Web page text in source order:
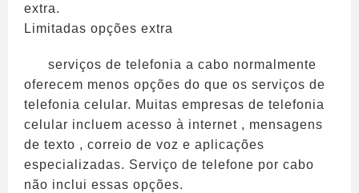
extra.
Limitadas opções extra
serviços de telefonia a cabo normalmente
oferecem menos opções do que os serviços de
telefonia celular. Muitas empresas de telefonia
celular incluem acesso à internet , mensagens
de texto , correio de voz e aplicações
especializadas. Serviço de telefone por cabo
não inclui essas opções.